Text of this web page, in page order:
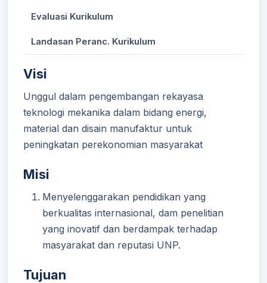
Evaluasi Kurikulum
Landasan Peranc. Kurikulum
Visi
Unggul dalam pengembangan rekayasa
teknologi mekanika dalam bidang energi,
material dan disain manufaktur untuk
peningkatan perekonomian masyarakat
Misi
Menyelenggarakan pendidikan yang
berkualitas internasional, dam penelitian
yang inovatif dan berdampak terhadap
masyarakat dan reputasi UNP.
Tujuan